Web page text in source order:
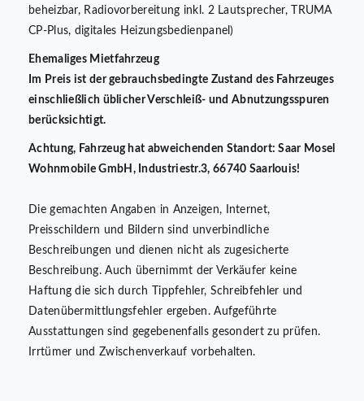
beheizbar, Radiovorbereitung inkl. 2 Lautsprecher, TRUMA
CP-Plus, digitales Heizungsbedienpanel)
Ehemaliges Mietfahrzeug
Im Preis ist der gebrauchsbedingte Zustand des Fahrzeuges
einschließlich üblicher Verschleiß- und Abnutzungsspuren
berücksichtigt.
Achtung, Fahrzeug hat abweichenden Standort: Saar Mosel
Wohnmobile GmbH, Industriestr.3, 66740 Saarlouis!
Die gemachten Angaben in Anzeigen, Internet,
Preisschildern und Bildern sind unverbindliche
Beschreibungen und dienen nicht als zugesicherte
Beschreibung. Auch übernimmt der Verkäufer keine
Haftung die sich durch Tippfehler, Schreibfehler und
Datenübermittlungsfehler ergeben. Aufgeführte
Ausstattungen sind gegebenenfalls gesondert zu prüfen.
Irrtümer und Zwischenverkauf vorbehalten.